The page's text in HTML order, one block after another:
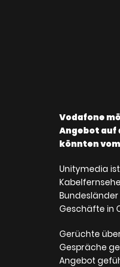
Vodafone
Angebot auf
könnten
Unitymedia
Geschäfte in
Gerüchte
Gespräche
Angebot